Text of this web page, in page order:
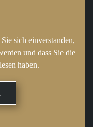
sich einverstanden,
und dass Sie die
haben.